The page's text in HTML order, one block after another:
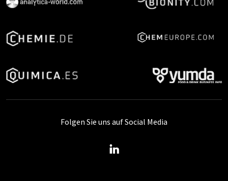
Folgen Sie uns auf Social Media